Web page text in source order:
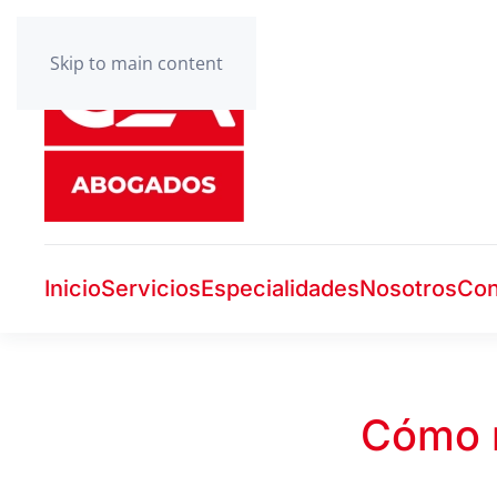
Skip to main content
InicioServiciosEspecialidadesNosotros
Cómo